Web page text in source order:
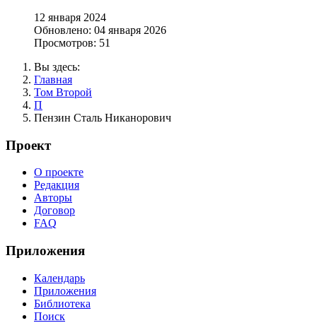
12 января 2024
Обновлено: 04 января 2026
Просмотров: 51
Вы здесь:
Главная
Том Второй
П
Пензин Сталь Никанорович
Проект
О проекте
Редакция
Авторы
Договор
FAQ
Приложения
Календарь
Приложения
Библиотека
Поиск